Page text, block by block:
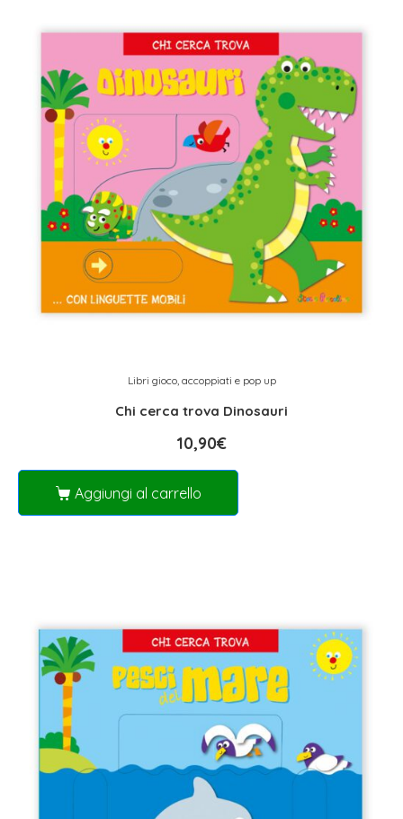
Libri gioco, accoppiati e pop up
Chi cerca trova Dinosauri
10,90€
Aggiungi al carrello